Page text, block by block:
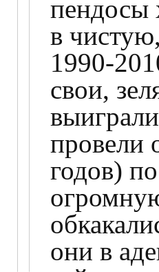
пендосы
в
1990-
свои,
провели
годов)
они в